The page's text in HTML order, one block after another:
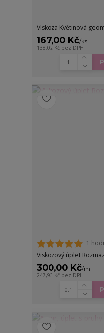
Viskoza Květinová
167,00 Kč/ks
138,02 Kč bez DPH
1
Viskozový úplet
300,00 Kč/m
247,93 Kč bez DPH